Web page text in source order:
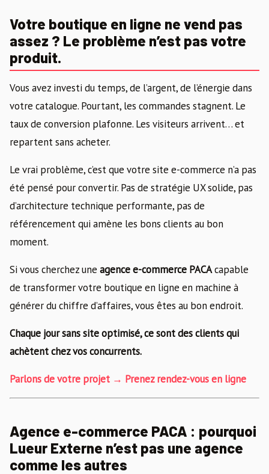
Votre boutique en ligne ne vend pas
assez ? Le problème n’est pas votre
produit.
Vous avez investi du temps, de l’argent, de l’énergie dans
votre catalogue. Pourtant, les commandes stagnent. Le
taux de conversion plafonne. Les visiteurs arrivent… et
repartent sans acheter.
Le vrai problème, c’est que votre site e-commerce n’a pas
été pensé pour convertir. Pas de stratégie UX solide, pas
d’architecture technique performante, pas de
référencement qui amène les bons clients au bon
moment.
Si vous cherchez une agence e-commerce PACAcapable
de transformer votre boutique en ligne en machine à
générer du chiffre d’affaires, vous êtes au bon endroit.
Chaque jour sans site optimisé, ce sont des clients qui
achètent chez vos concurrents.
Parlons de votre projet → Prenez rendez-vous en ligne
Agence e-commerce PACA : pourquoi
Lueur Externe n’est pas une agence
comme les autres